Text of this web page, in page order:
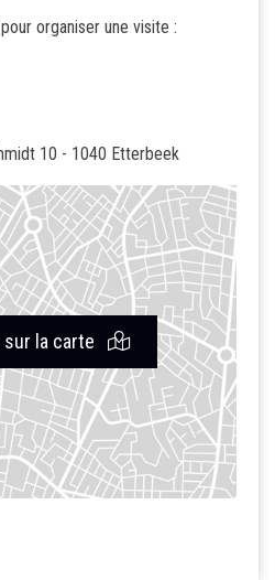
organiser une visite :
10 - 1040 Etterbeek
la carte